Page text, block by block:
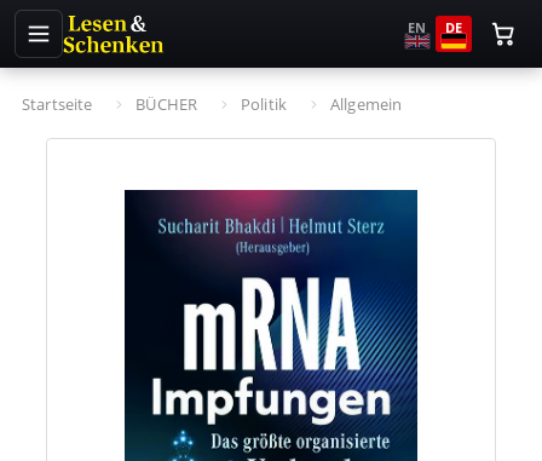
EN DE
Startseite BÜCHER Politik Allgemein